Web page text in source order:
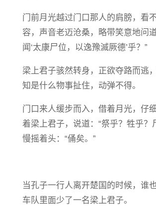
门前月光越过门口那人的肩膀，看
容，声音老迈沧桑，略带笑意地问
闻‘太康尸位，以逸豫滅厥德’乎？”
梁上君子骇然转身，正欲夺路而逃
知是什么物事扯住，动弹不得。
门口来人缓步而入，借着月光，仔
着梁上君子，说道：“祭乎？牲乎？
慢摇着头：“俑矣。”
当孔子一行人离开楚国的时候，谁
车队里面少了一名梁上君子。